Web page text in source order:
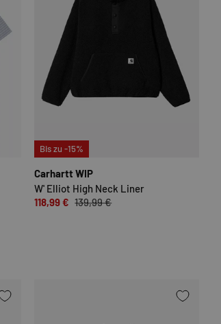
OPTIONEN AUSWÄHLEN
Bis zu -15%
Carhartt WIP
W' Elliot High Neck Liner
118,99 € 139,99 €